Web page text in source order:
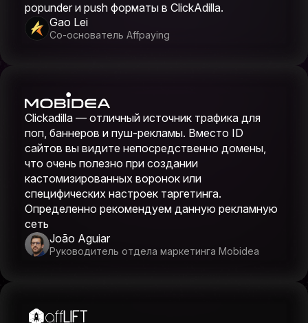
popunder и push форматы в ClickAdilla.
Gao Lei
Со-основатель Affpaying
Clickadilla — отличный источник трафика для
поп, баннеров и пуш-рекламы. Вместо ID
сайтов вы видите непосредственно домены,
что очень полезно при создании
кастомизированных воронок или
специфических настроек таргетинга.
Определенно рекомендуем данную рекламную
сеть
João Aguiar
Руководитель отдела маркетинга Mobidea